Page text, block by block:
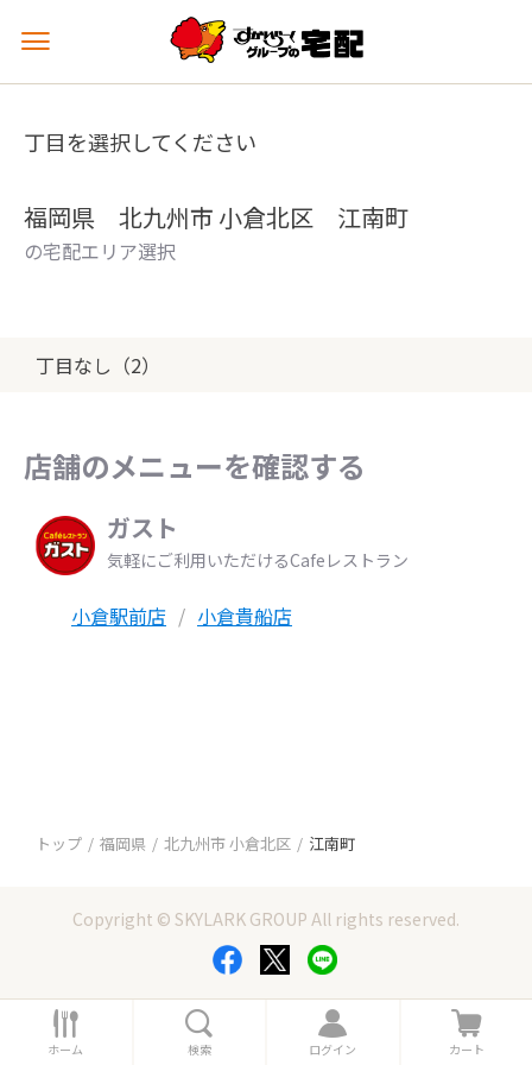
メ
ュ
を
丁目を選択してください
福岡県 北九州市 小倉北区 江南町
の宅配エリア選択
丁目なし（2）
店舗のメニューを確認する
ガスト
気軽にご利用いただけるCafeレストラン
小倉駅前店 小倉貴船店
トップ 福岡県 北九州市 小倉北区 江南町
Copyright © SKYLARK GROUP All rights reserved.
ホ
ー
ホーム 索
検索
ロ
グ
ログイン
カ
ー
カート